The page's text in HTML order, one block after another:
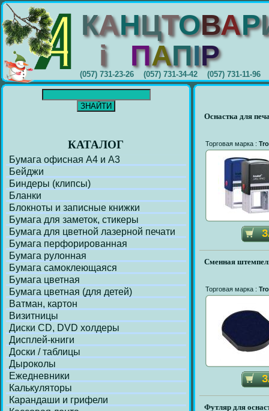
КАНЦТОВАР
i ПАПIР
(057) 731-23-26 (057) 731-34-42 (057) 731-11-96
КАТАЛОГ
Бумага офисная А4 и А3
Бейджи
Биндеры (клипсы)
Бланки
Блокноты и записные книжки
Бумага для заметок, стикеры
Бумага для цветной лазерной печати
Бумага перфорирoванная
Бумага рулонная
Бумага самоклеющаяся
Бумага цветная
Бумага цветная (для детей)
Ватман, картон
Визитницы
Диски СD, DVD холдеры
Дисплей-книги
Доски / таблицы
Дыроколы
Ежедневники
Калькуляторы
Карандаши и грифели
Оснастка для
Торговая марка :
Сменная
Торговая марка :
Футляр для